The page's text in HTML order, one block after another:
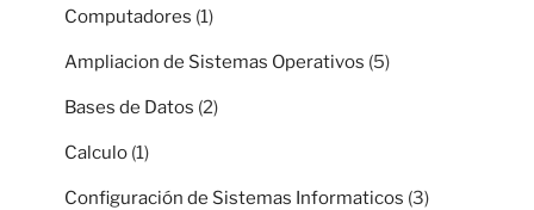
Computadores (1)
Ampliacion de Sistemas Operativos (5)
Bases de Datos (2)
Calculo (1)
Configuración de Sistemas Informaticos (3)